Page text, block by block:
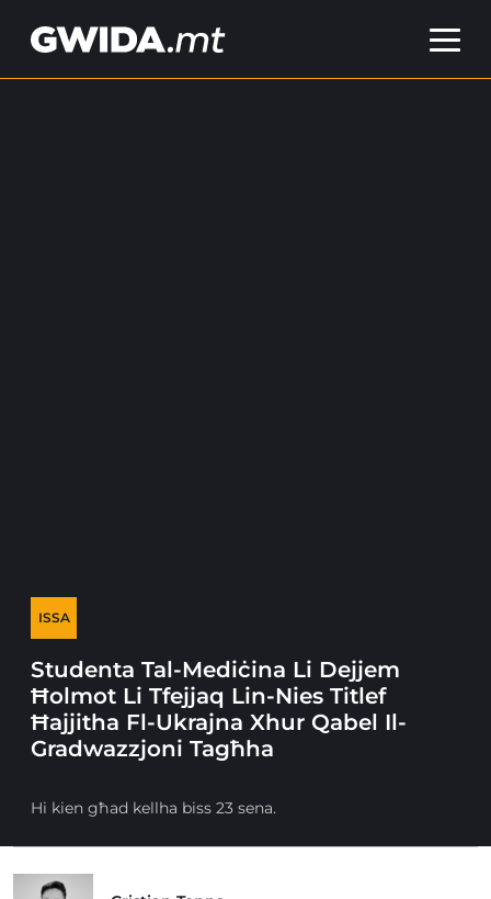
ISSA
Studenta Tal-Mediċina Li Dejjem
Ħolmot Li Tfejjaq Lin-Nies Titlef
Ħajjitha Fl-Ukrajna Xhur Qabel Il-
Gradwazzjoni Tagħha
Hi kien għad kellha biss 23 sena.